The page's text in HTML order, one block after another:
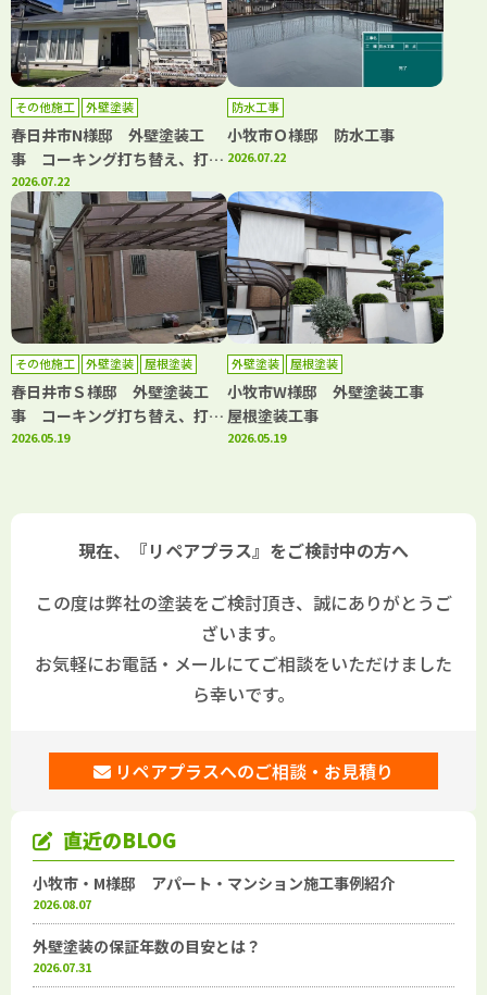
その他施工 外壁塗装
春日井市N様邸 外壁塗装工
事 コーキング打ち替え、打ち
増し工事 屋根カバー工事 雨
樋改修工事
2026.07.22
防水工事
小牧市Ｏ様邸 防水工事
2026.07.22
その他施工 外壁塗装 屋根塗装
春日井市Ｓ様邸 外壁塗装工
事 コーキング打ち替え、打ち
増し工事 屋根塗装工事 ベラ
2026.05.19
外壁塗装 屋根塗装
小牧市W様邸 外壁塗装工事
屋根塗装工事
2026.05.19
現在、『リペアプラス』をご検討中の方へ
この度は弊社の塗装をご検討頂き、誠にありがとうご
ざいます。
お気軽にお電話・メールにてご相談をいただけました
ら幸いです。
リペアプラスへのご相談・お見積り
直近のBLOG
小牧市・M様邸 アパート・マンション施工事例紹介
2026.08.07
外壁塗装の保証年数の目安とは？
2026.07.31